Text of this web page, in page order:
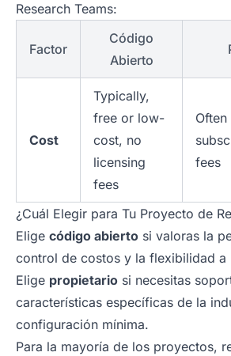
Research Teams:
Factor
Código
Abierto
Cost
Typically,
free or low-
cost, no
licensing
fees
fees
¿Cuál Elegir para Tu Proyecto de
Elige código abierto si valoras la
control de costos y la flexibilidad a
Elige propietario si necesitas
características específicas de la
configuración mínima.
Para la mayoría de los proyectos,